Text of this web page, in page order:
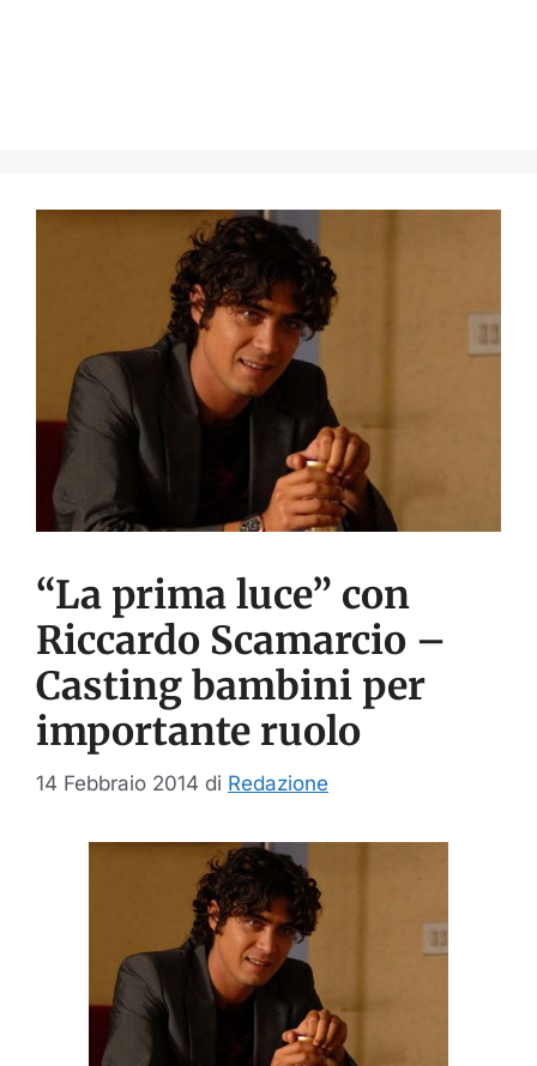
“La prima luce” con
Riccardo Scamarcio –
Casting bambini per
importante ruolo
14 Febbraio 2014 di Redazione